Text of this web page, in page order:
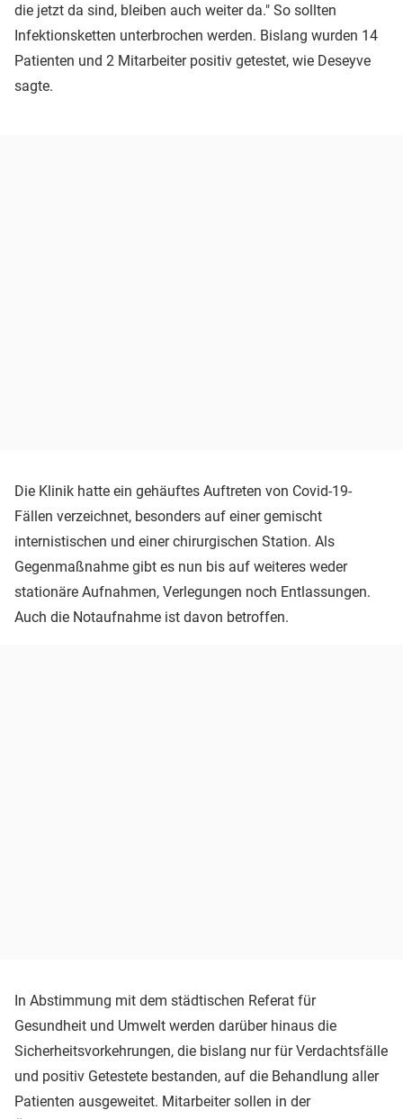
die jetzt da sind, bleiben auch weiter da." So sollten
Infektionsketten unterbrochen werden. Bislang wurden 14
Patienten und 2 Mitarbeiter positiv getestet, wie Deseyve
sagte.
Die Klinik hatte ein gehäuftes Auftreten von Covid-19-
Fällen verzeichnet, besonders auf einer gemischt
internistischen und einer chirurgischen Station. Als
Gegenmaßnahme gibt es nun bis auf weiteres weder
stationäre Aufnahmen, Verlegungen noch Entlassungen.
Auch die Notaufnahme ist davon betroffen.
In Abstimmung mit dem städtischen Referat für
Gesundheit und Umwelt werden darüber hinaus die
Sicherheitsvorkehrungen, die bislang nur für Verdachtsfälle
und positiv Getestete bestanden, auf die Behandlung aller
Patienten ausgeweitet. Mitarbeiter sollen in der